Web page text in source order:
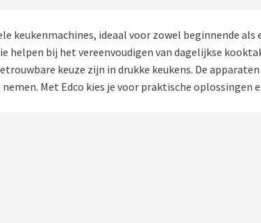
keukenmachines, ideaal voor zowel beginnende
helpen bij het vereenvoudigen van dagelijkse
keuze zijn in drukke keukens. De
Met Edco kies je voor praktische